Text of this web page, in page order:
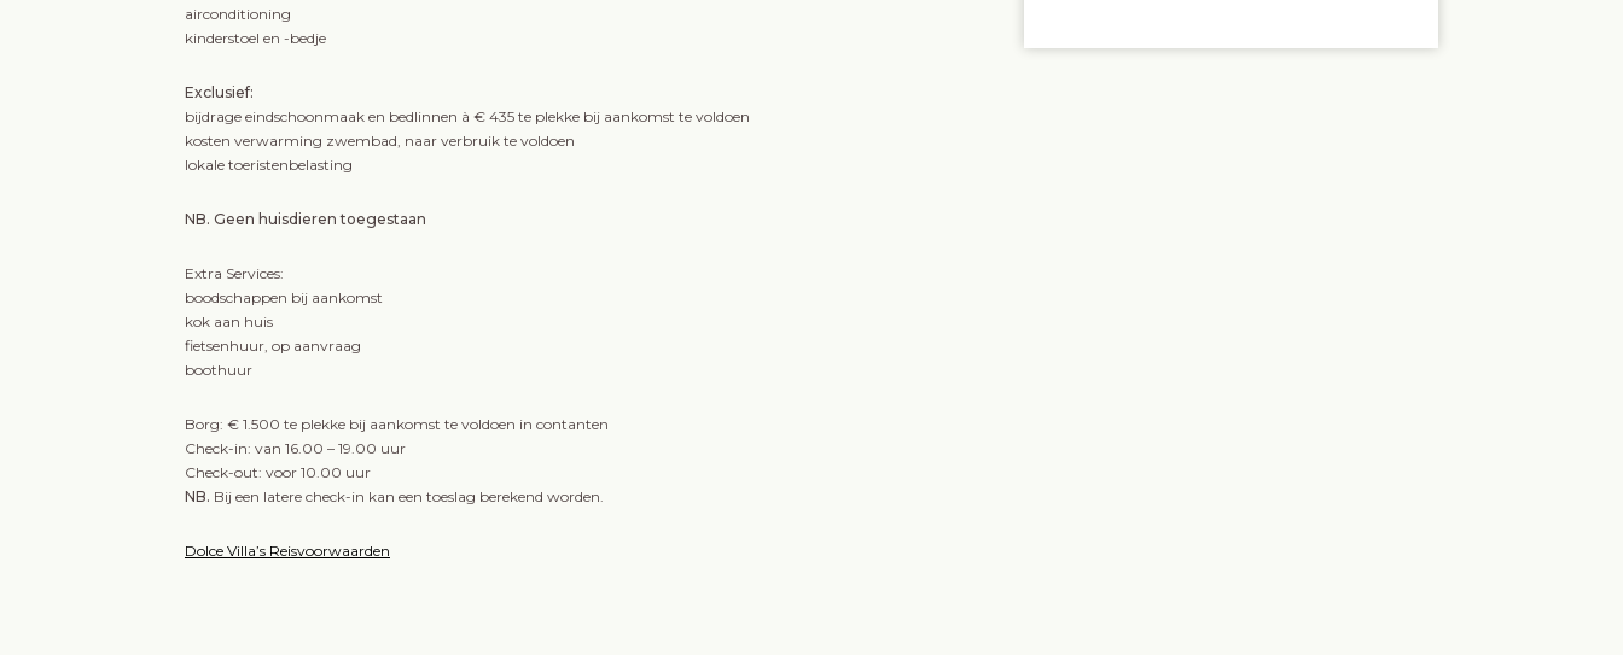
airconditioning
kinderstoel en -bedje
Exclusief:
bijdrage eindschoonmaak en bedlinnen à € 435 te plekke bij aankomst te voldoen
kosten verwarming zwembad, naar verbruik te voldoen
lokale toeristenbelasting
NB. Geen huisdieren toegestaan
Extra Services:
boodschappen bij aankomst
kok aan huis
fietsenhuur, op aanvraag
boothuur
Borg: € 1.500 te plekke bij aankomst te voldoen in contanten
Check-in: van 16.00 – 19.00 uur
Check-out: voor 10.00 uur
NB. Bij een latere check-in kan een toeslag berekend worden.
Dolce Villa’s Reisvoorwaarden